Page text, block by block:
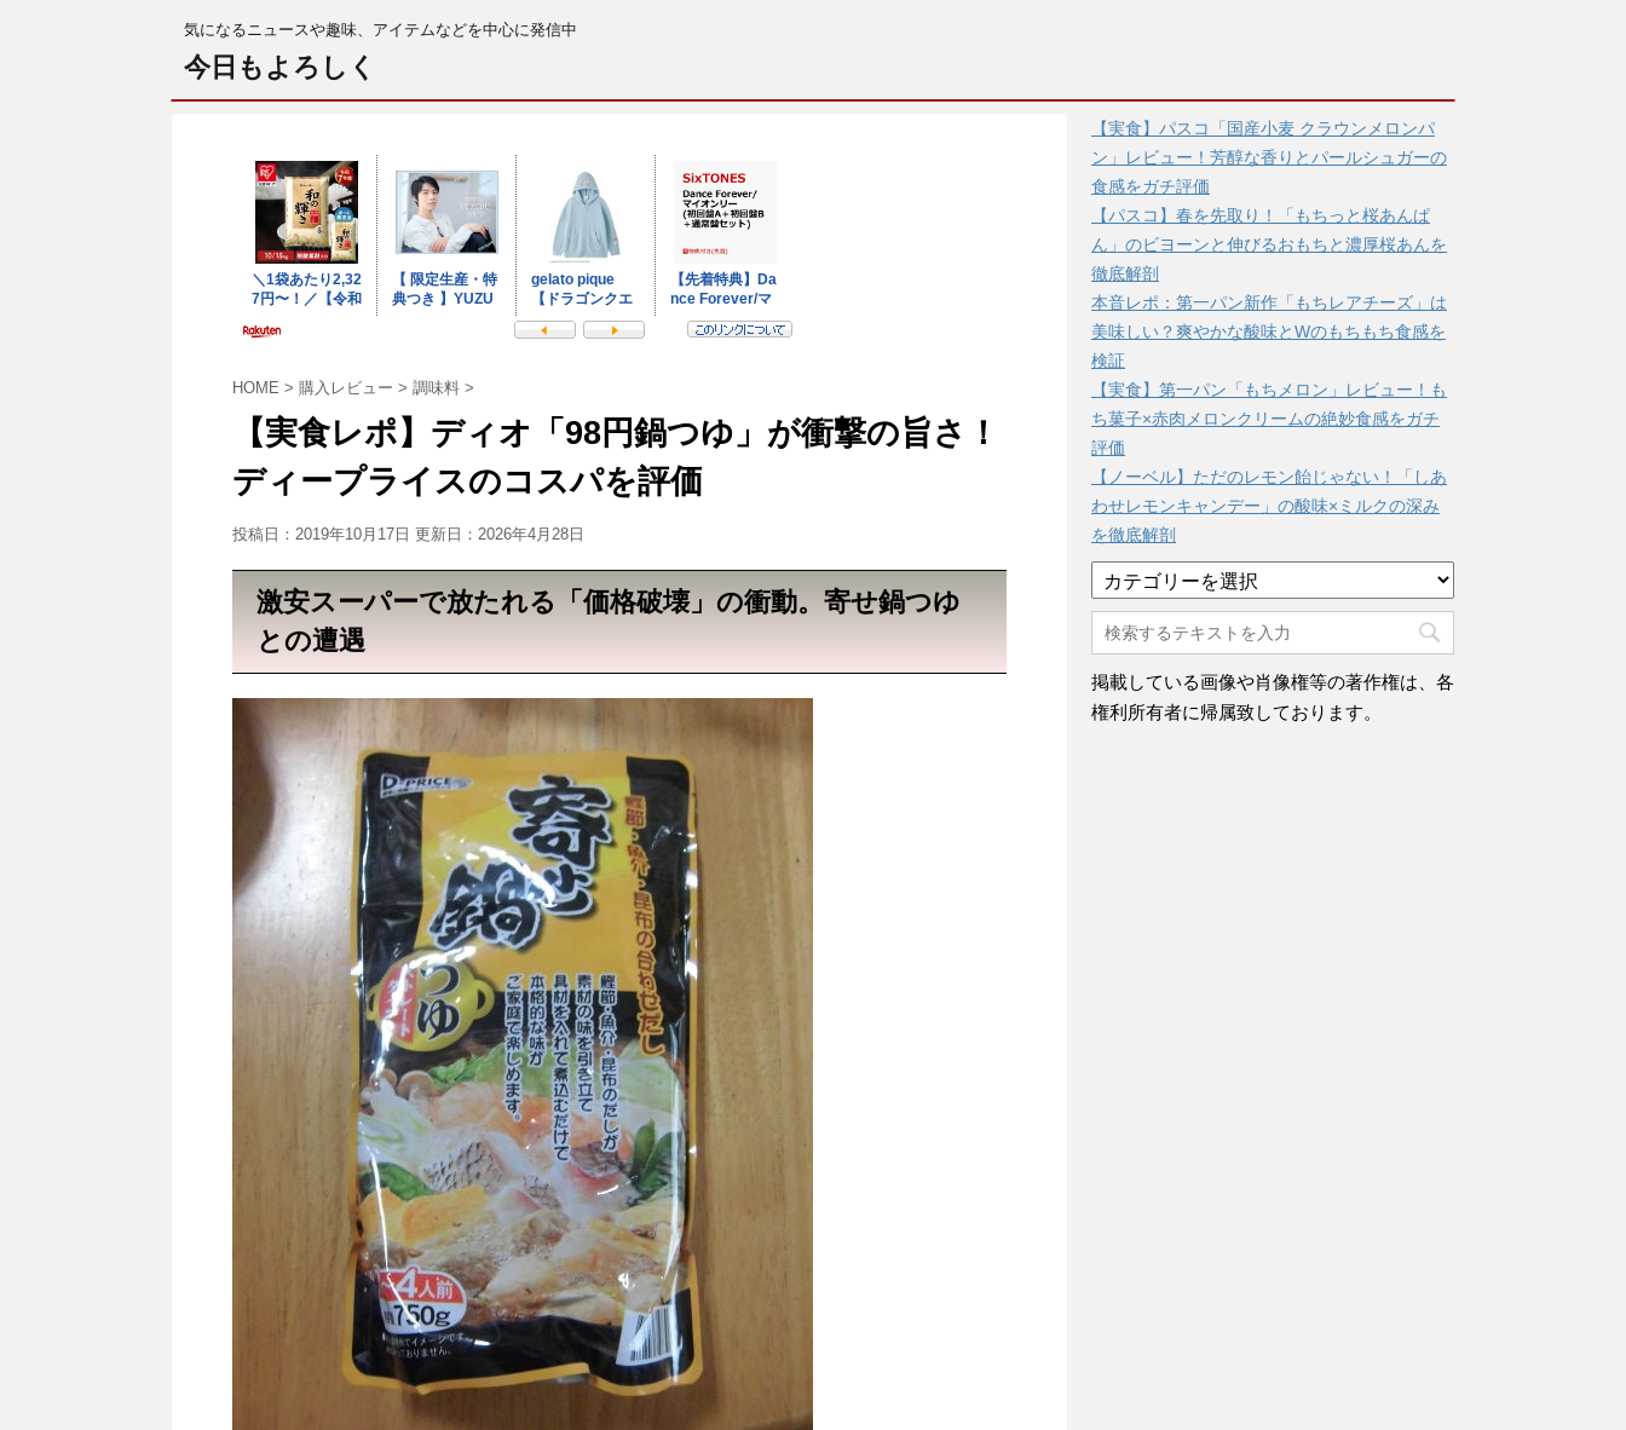
気になるニュースや趣味、アイテムなどを中心に発信中
今日もよろしく
HOME > 購入レビュー > 調味料 >
【実食レポ】ディオ「98円鍋つゆ」が衝撃の旨さ！
ディープライスのコスパを評価
投稿日：2019年10月17日 更新日： 2026年4月28日
激安スーパーで放たれる「価格破壊」の衝動。寄せ鍋つゆ
との遭遇
【実食】パスコ「国産小麦 クラウンメロンパ
ン」レビュー！芳醇な香りとパールシュガーの
食感をガチ評価
【パスコ】春を先取り！「もちっと桜あんぱ
ん」のビヨーンと伸びるおもちと濃厚桜あんを
徹底解剖
本音レポ：第一パン新作「もちレアチーズ」は
美味しい？爽やかな酸味とWのもちもち食感を
検証
【実食】第一パン「もちメロン」レビュー！も
ち菓子×赤肉メロンクリームの絶妙食感をガチ
評価
【ノーベル】ただのレモン飴じゃない！「しあ
わせレモンキャンデー」の酸味×ミルクの深み
を徹底解剖
テ
ゴ
リ
ー
掲載している画像や肖像権等の著作権は、各
権利所有者に帰属致しております。